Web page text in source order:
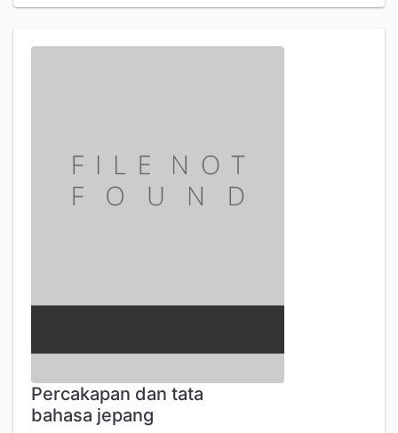
Percakapan dan tata
bahasa jepang